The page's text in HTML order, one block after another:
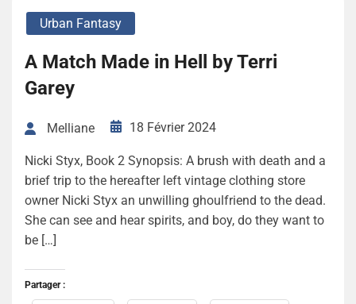
Urban Fantasy
A Match Made in Hell by Terri
Garey
Melliane 18 Février 2024
Nicki Styx, Book 2 Synopsis: A brush with death and a
brief trip to the hereafter left vintage clothing store
owner Nicki Styx an unwilling ghoulfriend to the dead.
She can see and hear spirits, and boy, do they want to
be […]
Partager :